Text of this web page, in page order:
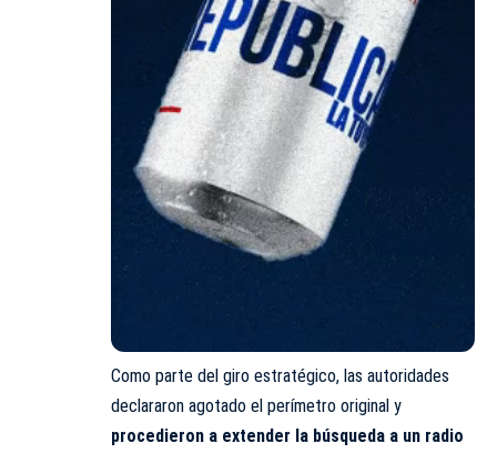
Como parte del giro estratégico, las autoridades
declararon agotado el perímetro original y
procedieron a extender la búsqueda a un radio